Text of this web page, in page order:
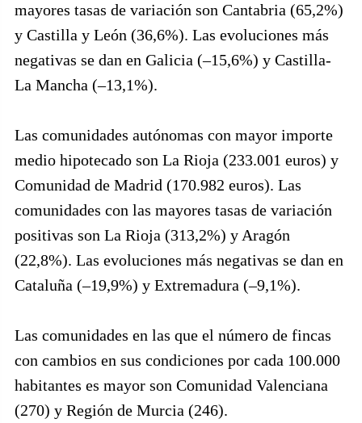
mayores tasas de variación son Cantabria (65,2%)
y Castilla y León (36,6%). Las evoluciones más
negativas se dan en Galicia (–15,6%) y Castilla-
La Mancha (–13,1%).
Las comunidades autónomas con mayor importe
medio hipotecado son La Rioja (233.001 euros) y
Comunidad de Madrid (170.982 euros). Las
comunidades con las mayores tasas de variación
positivas son La Rioja (313,2%) y Aragón
(22,8%). Las evoluciones más negativas se dan en
Cataluña (–19,9%) y Extremadura (–9,1%).
Las comunidades en las que el número de fincas
con cambios en sus condiciones por cada 100.000
habitantes es mayor son Comunidad Valenciana
(270) y Región de Murcia (246).